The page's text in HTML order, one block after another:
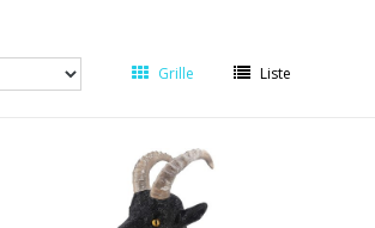
Grille Liste